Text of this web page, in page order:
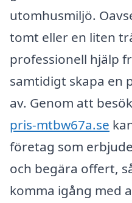
utomhusmiljö.
tomt eller en liten
professionell hjälp
samtidigt skapa en
av. Genom att
pris-mtbw67a.se
företag som
och begära offert,
komma igång med